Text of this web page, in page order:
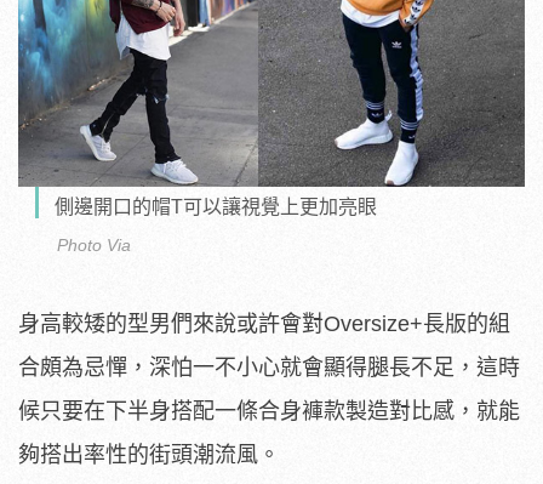
側邊開口的帽T可以讓視覺上更加亮眼
Photo Via
身高較矮的型男們來說或許會對Oversize+長版的組
合頗為忌憚，深怕一不小心就會顯得腿長不足，這時
候只要在下半身搭配一條合身褲款製造對比感，就能
夠搭出率性的街頭潮流風。